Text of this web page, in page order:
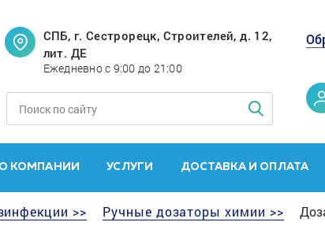
СПБ, г. Сестрорецк, Строителей, д. 12,
лит. ДЕ
Ежедневно с 9:00 до 21:00
О КОМПАНИИ УСЛУГИ ДОСТАВКА И ОПЛАТА
>> Ручные дозаторы химии >>